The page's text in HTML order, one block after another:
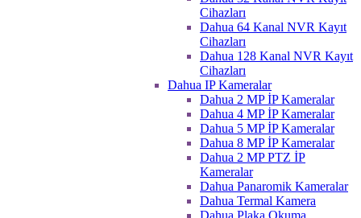
Cihazları
Dahua 64 Kanal NVR Kayıt
Cihazları
Dahua 128 Kanal NVR Kayıt
Cihazları
Dahua IP Kameralar
Dahua 2 MP İP Kameralar
Dahua 4 MP İP Kameralar
Dahua 5 MP İP Kameralar
Dahua 8 MP İP Kameralar
Dahua 2 MP PTZ İP
Kameralar
Dahua Panaromik Kameralar
Dahua Termal Kamera
Dahua Plaka Okuma